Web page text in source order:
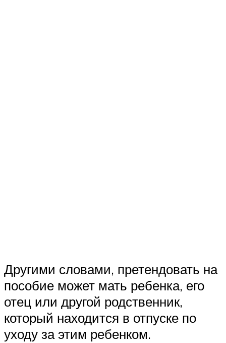
Другими словами, претендовать на
пособие может мать ребенка, его
отец или другой родственник,
который находится в отпуске по
уходу за этим ребенком.